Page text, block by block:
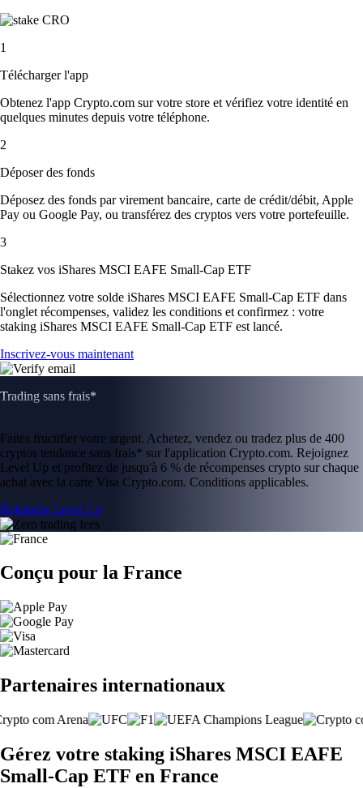
1
Télécharger l'app
Obtenez l'app Crypto.com sur votre store et vérifiez votre identité en
quelques minutes depuis votre téléphone.
2
Déposer des fonds
Déposez des fonds par virement bancaire, carte de crédit/débit, Apple
Pay ou Google Pay, ou transférez des cryptos vers votre portefeuille.
3
Stakez vos iShares MSCI EAFE Small-Cap ETF
Sélectionnez votre solde iShares MSCI EAFE Small-Cap ETF dans
l'onglet récompenses, validez les conditions et confirmez : votre
staking iShares MSCI EAFE Small-Cap ETF est lancé.
Inscrivez-vous maintenant
Trading sans frais*
Faites fructifier votre argent. Achetez, vendez ou tradez plus de 400
cryptos tendance sans frais* sur l'application Crypto.com. Rejoignez
Level Up et profitez de jusqu'à 6 % de récompenses crypto sur chaque
achat avec la carte Visa Crypto.com. Conditions applicables.
Rejoindre Level Up
Conçu pour la France
Partenaires internationaux
Gérez votre staking iShares MSCI EAFE
Small-Cap ETF en France